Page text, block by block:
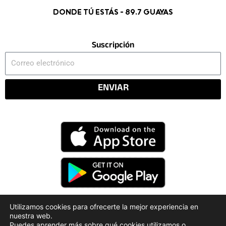
DONDE TÚ ESTÁS - 89.7 GUAYAS
Suscripción
ENVIAR
Código Deontológico
Utilizamos cookies para ofrecerte la mejor experiencia en
nuestra web.